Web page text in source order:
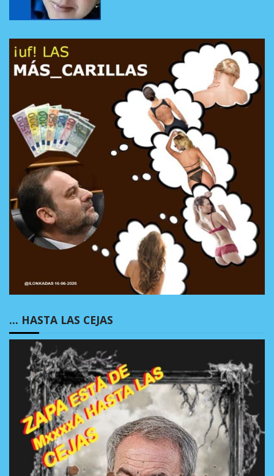
… HASTA LAS CEJAS